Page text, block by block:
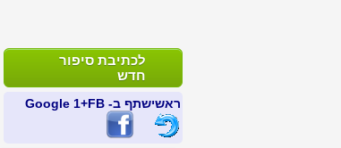
לכתיבת סיפור
חדש
ראשישתף ב- FB +1 Google